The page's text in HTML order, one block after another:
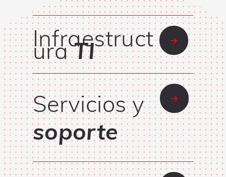
Infraestruct
ura TI
Servicios y
soporte